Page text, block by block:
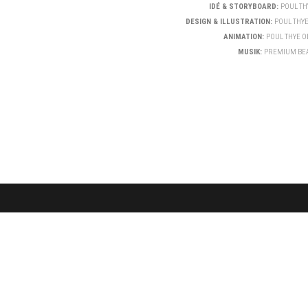
IDÉ & STORYBOARD: POUL
DESIGN & ILLUSTRATION: POUL
ANIMATION: POUL THYE
MUSIK: PREMIUM